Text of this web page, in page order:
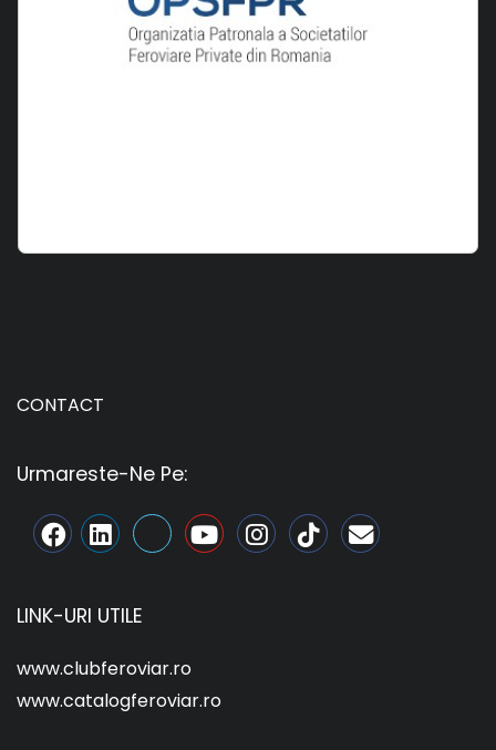
CONTACT
Urmareste-Ne Pe:
LINK-URI UTILE
www.clubferoviar.ro
www.catalogferoviar.ro